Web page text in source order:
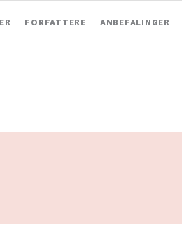
FORFATTERE ANBEFALINGER